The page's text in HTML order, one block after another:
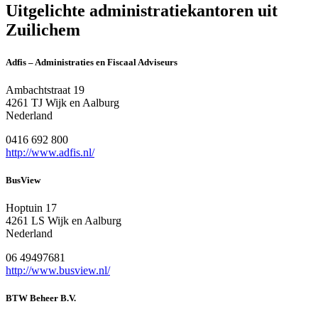
Uitgelichte administratiekantoren uit
Zuilichem
Adfis – Administraties en Fiscaal Adviseurs
Ambachtstraat 19
4261 TJ Wijk en Aalburg
Nederland
0416 692 800
http://www.adfis.nl/
BusView
Hoptuin 17
4261 LS Wijk en Aalburg
Nederland
06 49497681
http://www.busview.nl/
BTW Beheer B.V.